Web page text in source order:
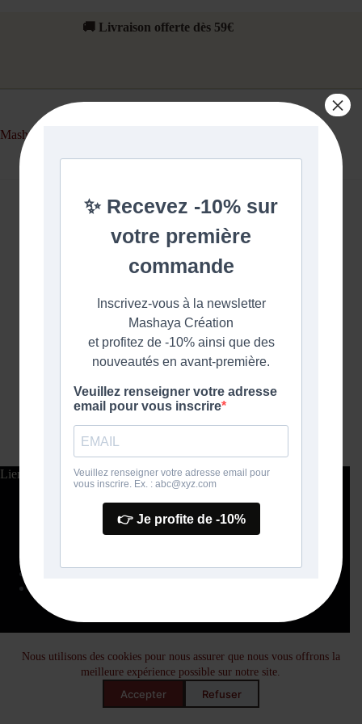
Nous utilisons des cookies pour nous assurer que nous vous offrons la
meilleure expérience possible sur notre site.
Accepter Refuser
🚚 Livraison offerte dès 59€
Mashaya Création
Accueil / Carte Cadeaux
Carte Cadeaux
Liens utiles
Mentions Légales
Politique de Confidentialité
Facebook Instagram YouTube
TikTok
×